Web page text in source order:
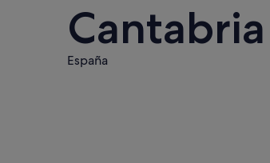
Cantabria
España